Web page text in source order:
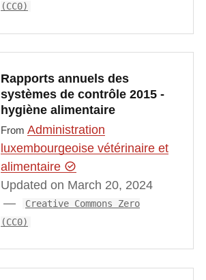
(CC0)
Rapports annuels des
systèmes de contrôle 2015 -
hygiène alimentaire
From Administration
luxembourgeoise vétérinaire et
alimentaire
Updated on March 20, 2024
Creative Commons Zero
(CC0)